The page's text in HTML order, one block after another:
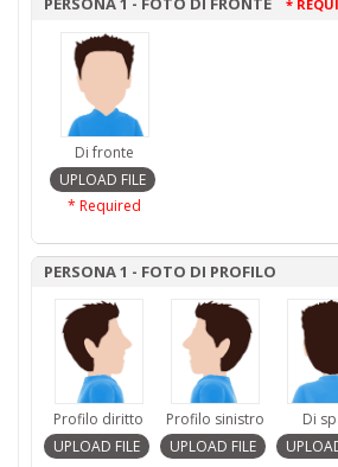
*
Di fronte
* Required
PERSONA 1 - FOTO DI PROFILO
Profilo diritto Profilo sinistro Di